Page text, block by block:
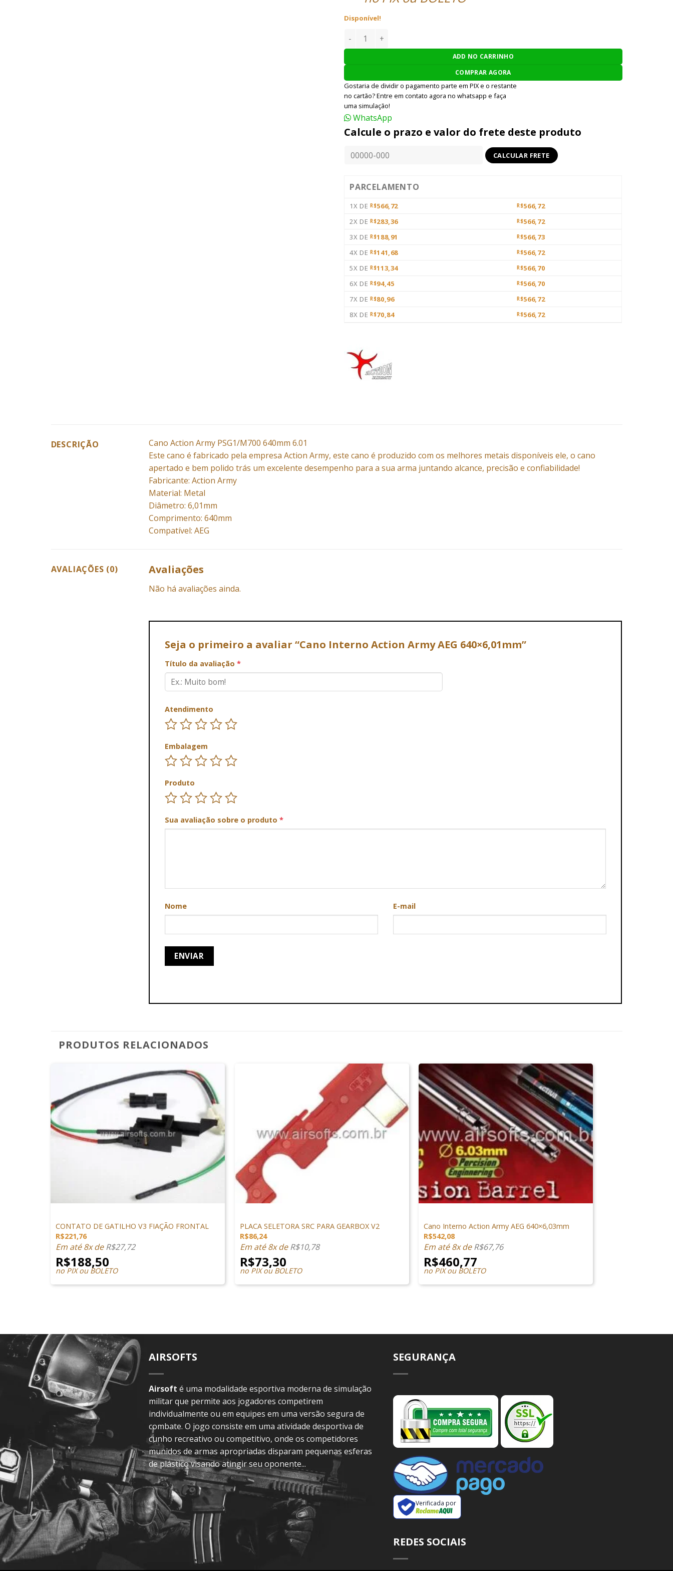
Disponível!
Cano Interno Action Army AEG 640x6,01mm quantidade
ADD NO CARRINHO
COMPRAR AGORA
Gostaria de dividir o pagamento parte em PIX e o restante
no cartão? Entre em contato agora no whatsapp e faça
uma simulação!
WhatsApp
Calcule o prazo e valor do frete deste produto
PARCELAMENTO
1X DE R$566,72 R$566,72
2X DE R$283,36 R$566,72
3X DE R$188,91 R$566,73
4X DE R$141,68 R$566,72
5X DE R$113,34 R$566,70
6X DE R$94,45 R$566,70
7X DE R$80,96 R$566,72
8X DE R$70,84 R$566,72
DESCRIÇÃO
Cano Action Army PSG1/M700 640mm 6.01
Este cano é fabricado pela empresa Action Army, este cano é produzido com os melhores metais disponíveis ele, o cano
apertado e bem polido trás um excelente desempenho para a sua arma juntando alcance, precisão e confiabilidade!
Fabricante: Action Army
Material: Metal
Diâmetro: 6,01mm
Comprimento: 640mm
Compatível: AEG
AVALIAÇÕES (0) Avaliações
Não há avaliações ainda.
Seja o primeiro a avaliar “Cano Interno Action Army AEG 640×6,01mm”
Título da avaliação *
Atendimento
Embalagem
Produto
Sua avaliação sobre o produto *
Nome E-mail
PRODUTOS RELACIONADOS
CONTATO DE GATILHO V3 FIAÇÃO FRONTAL
R$221,76
Em até 8x deR$27,72
R$188,50
no PIX ou BOLETO
+
PLACA SELETORA SRC PARA GEARBOX V2
R$86,24
Em até 8x deR$10,78
R$73,30
no PIX ou BOLETO
+
Cano Interno Action Army AEG 640×6,03mm
R$542,08
Em até 8x deR$67,76
R$460,77
no PIX ou BOLETO
AIRSOFTS
Airsoft é uma modalidade esportiva moderna de simulação
militar que permite aos jogadores competirem
individualmente ou em equipes em uma versão segura de
combate. O jogo consiste em uma atividade desportiva de
cunho recreativo ou competitivo, onde os competidores
munidos de armas apropriadas disparam pequenas esferas
de plástico visando atingir seu oponente...
SEGURANÇA
Verificada por
REDES SOCIAIS